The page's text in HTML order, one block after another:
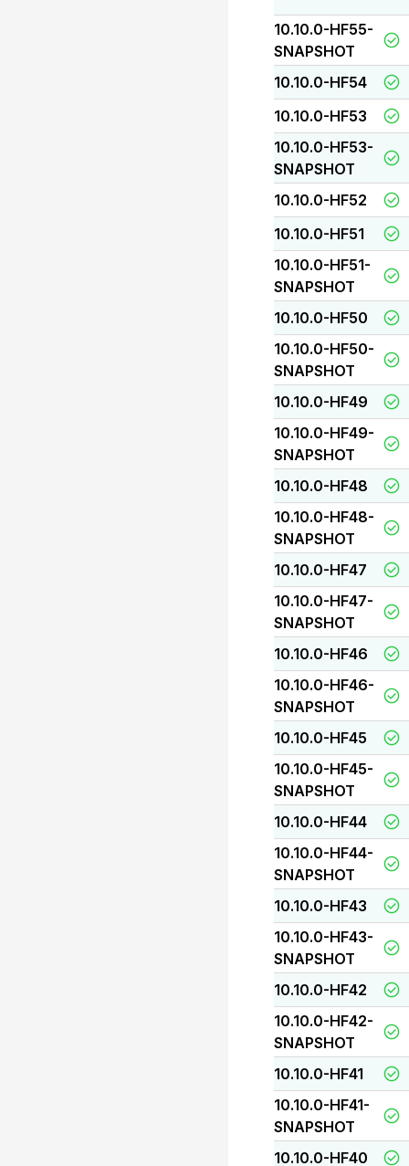
10.10.0-HF55-
SNAPSHOT
10.10.0-HF54
10.10.0-HF53
10.10.0-HF53-
SNAPSHOT
10.10.0-HF52
10.10.0-HF51
10.10.0-HF51-
SNAPSHOT
10.10.0-HF50
10.10.0-HF50-
SNAPSHOT
10.10.0-HF49
10.10.0-HF49-
SNAPSHOT
10.10.0-HF48
10.10.0-HF48-
SNAPSHOT
10.10.0-HF47
10.10.0-HF47-
SNAPSHOT
10.10.0-HF46
10.10.0-HF46-
SNAPSHOT
10.10.0-HF45
10.10.0-HF45-
SNAPSHOT
10.10.0-HF44
10.10.0-HF44-
SNAPSHOT
10.10.0-HF43
10.10.0-HF43-
SNAPSHOT
10.10.0-HF42
10.10.0-HF42-
SNAPSHOT
10.10.0-HF41
10.10.0-HF41-
SNAPSHOT
10.10.0-HF40